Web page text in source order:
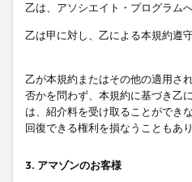
乙は、アソシエイト・プログラム
乙は甲に対し、乙による本規約遵
乙が本規約またはその他の適用さ
否かを問わず、本規約に基づき乙
は、紹介料を受け取ることができ
回復できる権利を損なうこともあり
3. アマゾンのお客様